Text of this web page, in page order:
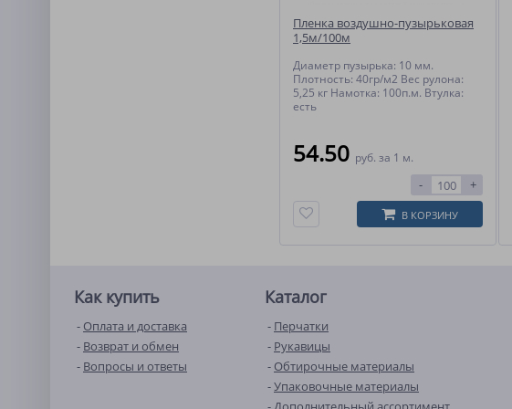
Пленка воздушно-пузырьковая
1,5м/100м
Диаметр пузырька: 10 мм.
Плотность: 40гр/м2 Вес рулона:
5,25 кг Намотка: 100п.м. Втулка:
есть
54.50 руб. за 1 м.
- +
В КОРЗИНУ
Как купить
Оплата и доставка
Возврат и обмен
Вопросы и ответы
Каталог
Перчатки
Рукавицы
Обтирочные материалы
Упаковочные материалы